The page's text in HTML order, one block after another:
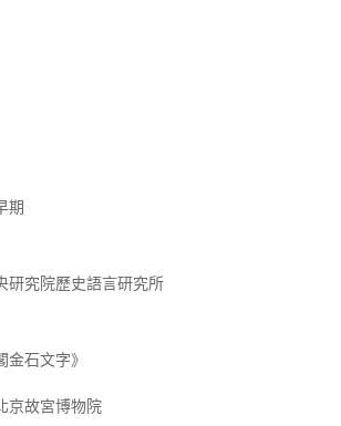
期
研究院歷史語言研究所
石文字》
京故宮博物院